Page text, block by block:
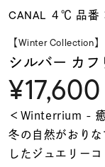
ト
着用シーン
CANAL ４℃ 品番
【Winter Collection】
シルバー カフ
¥17,600
＜Winterrium -
冬の自然がおり
したジュエリー